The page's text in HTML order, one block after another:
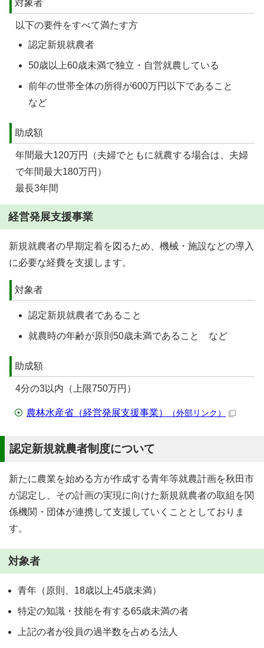
対象者
以下の要件をすべて満たす方
認定新規就農者
50歳以上60歳未満で独立・自営就農している
前年の世帯全体の所得が600万円以下であること
など
助成額
年間最大120万円（夫婦でともに就農する場合は、夫婦
で年間最大180万円）
最長3年間
経営発展支援事業
新規就農者の早期定着を図るため、機械・施設などの導入
に必要な経費を支援します。
対象者
認定新規就農者であること
就農時の年齢が原則50歳未満であること など
助成額
4分の3以内（上限750万円）
農林水産省（経営発展支援事業） （外部リンク）
認定新規就農者制度について
新たに農業を始める方が作成する青年等就農計画を秋田市
が認定し、その計画の実現に向けた新規就農者の取組を関
係機関・団体が連携して支援していくこととしておりま
す。
対象者
青年（原則、18歳以上45歳未満）
特定の知識・技能を有する65歳未満の者
上記の者が役員の過半数を占める法人